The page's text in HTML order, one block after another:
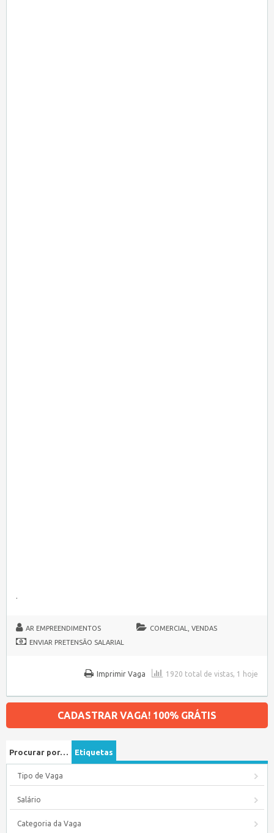
.
AR EMPREENDIMENTOS
COMERCIAL, VENDAS
ENVIAR PRETENSÃO SALARIAL
1920 total de vistas, 1 hoje
Imprimir Vaga
CADASTRAR VAGA! 100% GRÁTIS
Procurar por… Etiquetas
Tipo de Vaga
Salário
Categoria da Vaga